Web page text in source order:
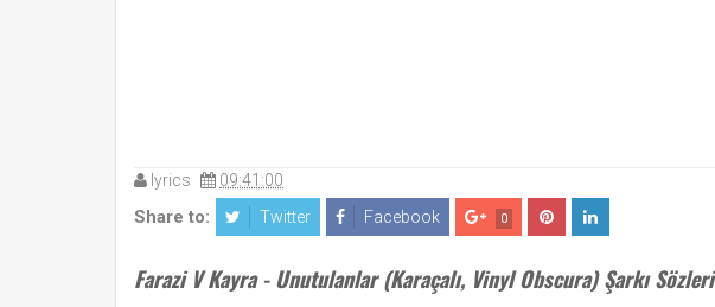
lyrics 09:41:00
Share to: Twitter Facebook 0
Farazi V Kayra - Unutulanlar (Karaçalı, Vinyl Obscura) Şarkı Sözleri